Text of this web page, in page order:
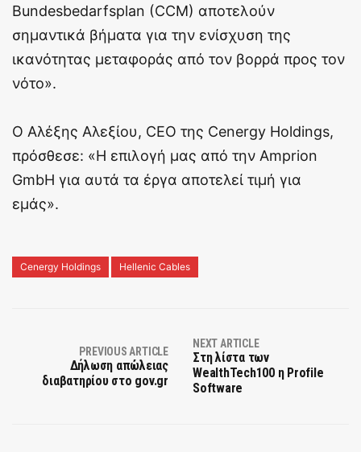
Bundesbedarfsplan (CCM) αποτελούν
σημαντικά βήματα για την ενίσχυση της
ικανότητας μεταφοράς από τον βορρά προς τον
νότο».
Ο Αλέξης Αλεξίου, CEO της Cenergy Holdings,
πρόσθεσε: «Η επιλογή μας από την Amprion
GmbH για αυτά τα έργα αποτελεί τιμή για
εμάς».
Cenergy Holdings Hellenic Cables
PREVIOUS ARTICLE
Δήλωση απώλειας
διαβατηρίου στο gov.gr
NEXT ARTICLE
Στη λίστα των
WealthTech100 η Profile
Software